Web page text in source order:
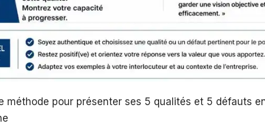
méthode pour présenter ses 5 qualités et 5 défauts